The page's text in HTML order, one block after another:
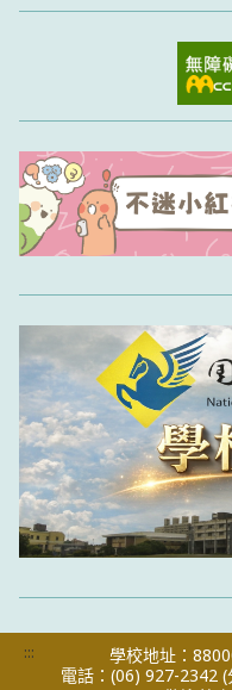
:::
學校地址：
電話：(06) 927-2342 (